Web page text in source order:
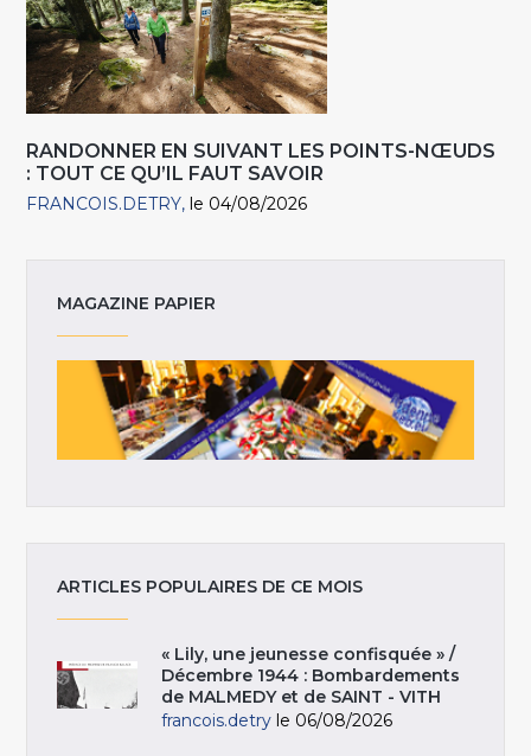
RANDONNER EN SUIVANT LES POINTS-NŒUDS
: TOUT CE QU’IL FAUT SAVOIR
FRANCOIS.DETRY le 04/08/2026
MAGAZINE PAPIER
ARTICLES POPULAIRES DE CE MOIS
« Lily, une jeunesse confisquée » /
Décembre 1944 : Bombardements
de MALMEDY et de SAINT - VITH
francois.detry le 06/08/2026